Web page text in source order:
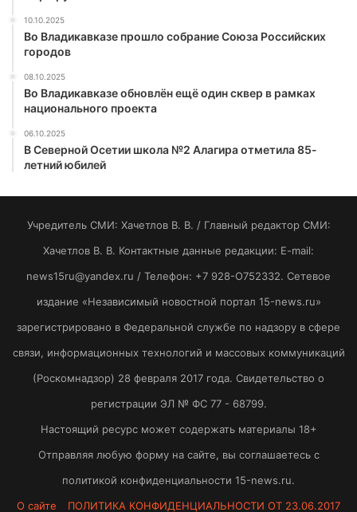
10.10.2025
Во Владикавказе прошло собрание Союза Российских
городов
08.10.2025
Во Владикавказе обновлён ещё один сквер в рамках
национального проекта
06.10.2025
В Северной Осетии школа №2 Алагира отметила 85-
летний юбилей
Учредитель СМИ: Хaчeтлoв B. B. / Главный редактор СМИ:
Хaчeтлoв B. B. Контактные данные редакции: E-mail:
news15ru@yandex.ru / Телефон: +7 928-O752332. Сетевое
издание «Независимый новостной портал 15-news.ru»
зарегистрировано в Федеральной службе по надзору в сфере
связи, информационных технологий и массовых коммуникаций
(Роскомнадзор) 28 февраля 2017 года. Свидетельство о
регистрации ЭЛ № ФС 77 - 68799.
Настоящий ресурс может содержать материалы 18+
Отправляя любую форму на сайте, вы соглашаетесь с
политикой конфиденциальности 15-news.ru.
О сайте
ПОЛИТИКА КОНФИДЕНЦИАЛЬНОСТИ ОТ 23.06.2017